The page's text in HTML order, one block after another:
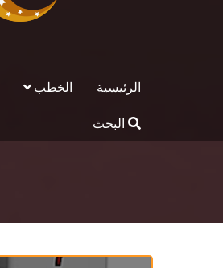
الرئيسية الخطب
البحث